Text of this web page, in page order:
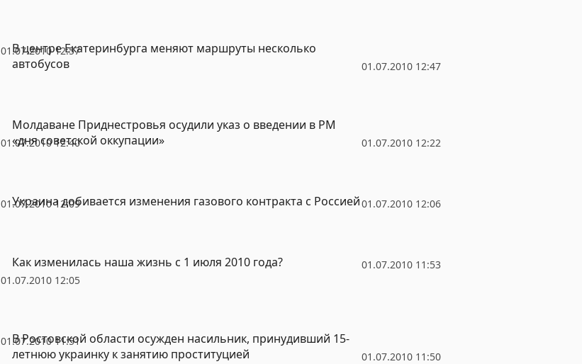
01.07.2010 12:57
01.07.2010 12:47
В центре Екатеринбурга меняют маршруты несколько
автобусов
01.07.2010 12:40 01.07.2010 12:22
Молдаване Приднестровья осудили указ о введении в РМ
«дня советской оккупации»
01.07.2010 12:09 01.07.2010 12:06
Украина добивается изменения газового контракта с Россией
01.07.2010 12:05
01.07.2010 11:53
Как изменилась наша жизнь с 1 июля 2010 года?
01.07.2010 11:51
01.07.2010 11:50
В Ростовской области осужден насильник, принудивший 15-
летнюю украинку к занятию проституцией